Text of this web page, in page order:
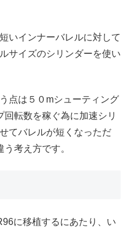
いインナーバレルに対して
サイズのシリンダーを使い
点は５０mシューティング
転数を稼ぐ為に加速シリ
てバレルが短くなっただ
考え方です。
に移植するにあたり、い